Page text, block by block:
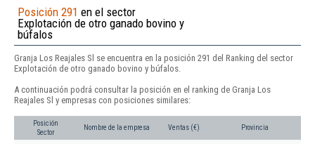
Posición 291 en el sector
Explotación de otro ganado bovino y
búfalos
Granja Los Reajales Sl se encuentra en la posición 291 del Ranking del sector
Explotación de otro ganado bovino y búfalos.
A continuación podrá consultar la posición en el ranking de Granja Los
Reajales Sl y empresas con posiciones similares:
Posición
Sector
Nombre de la empresa Ventas (€) Provincia